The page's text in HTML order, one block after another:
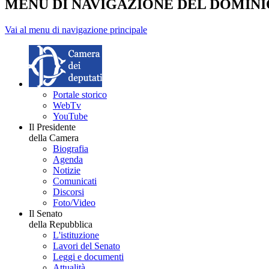
MENU DI NAVIGAZIONE DEL
Vai al menu di navigazione principale
Portale storico
WebTv
YouTube
Il Presidente
della Camera
Biografia
Agenda
Notizie
Comunicati
Discorsi
Foto/Video
Il Senato
della Repubblica
L'istituzione
Lavori del Senato
Leggi e documenti